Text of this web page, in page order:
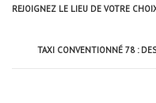
REJOIGNEZ LE LIEU DE VOTRE
TAXI CONVENTIONNÉ 78 :